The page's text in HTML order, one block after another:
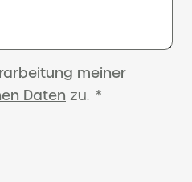
meiner
Daten zu. *